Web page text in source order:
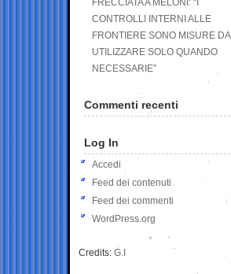
FRECCIATA A MELONI: “I
CONTROLLI INTERNI ALLE
FRONTIERE SONO MISURE DA
UTILIZZARE SOLO QUANDO
NECESSARIE”
Commenti recenti
Log In
Accedi
Feed dei contenuti
Feed dei commenti
WordPress.org
Credits: G.I